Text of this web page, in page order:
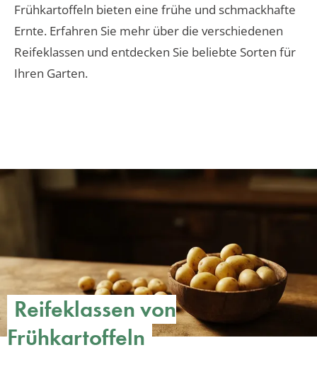
Frühkartoffeln bieten eine frühe und schmackhafte
Ernte. Erfahren Sie mehr über die verschiedenen
Reifeklassen und entdecken Sie beliebte Sorten für
Ihren Garten.
Reifeklassen von
Frühkartoffeln